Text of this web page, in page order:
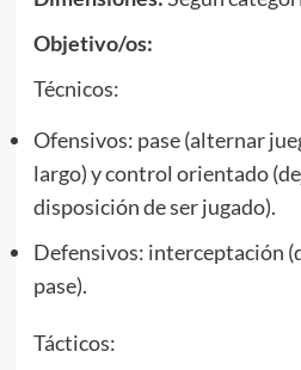
Objetivo/os:
Técnicos:
Ofensivos: pase (alternar
largo) y control orientado
disposición de ser jugado).
Defensivos: interceptación
pase).
Tácticos: